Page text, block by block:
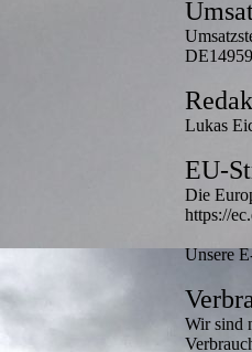
Lukas
EU-
Die
https://
Unsere
Wir sind